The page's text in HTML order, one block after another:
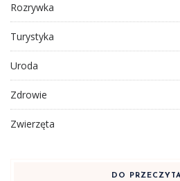
Rozrywka
Turystyka
Uroda
Zdrowie
Zwierzęta
DO